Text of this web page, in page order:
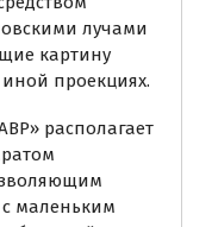
лучами
картину
проекциях.
располагает
маленьким